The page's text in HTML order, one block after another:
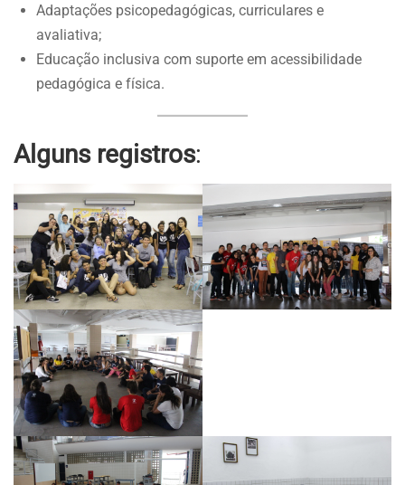
Adaptações psicopedagógicas, curriculares e
avaliativa;
Educação inclusiva com suporte em acessibilidade
pedagógica e física.
Alguns registros: